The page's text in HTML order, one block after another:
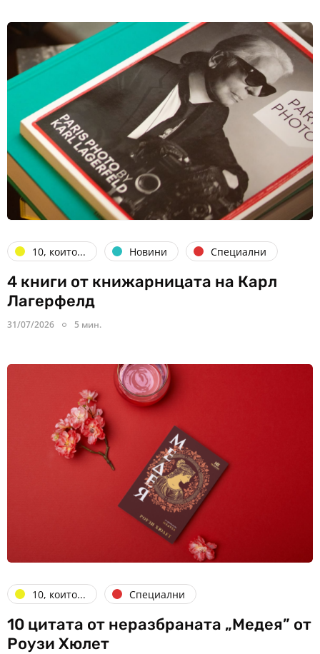
10, които... Новини Специални
4 книги от книжарницата на Карл
Лагерфелд
31/07/2026 5 мин.
10, които... Специални
10 цитата от неразбраната „Медея” от
Роузи Хюлет